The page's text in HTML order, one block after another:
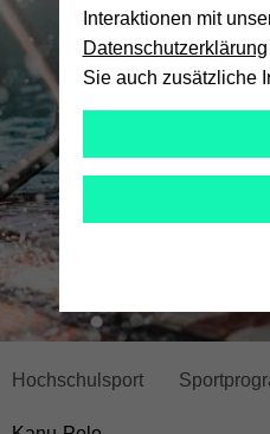
Breadcrumb
Hochschulsport
Interaktionen mit
Datenschutzerklärung
Sie auch zusätzliche